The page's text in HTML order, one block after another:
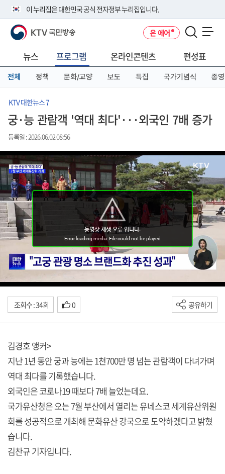
이 누리집은 대한민국 공식 전자정부 누리집입니다.
공식 누리집 주소 확인하기
니다.
이밖에 or.kr 또는 .kr등 다른 도메인 주소를 사용하고 있다면 아래 URL에
서 도메인 주소를 확인해 보세요
KTV 국민방송 온 에어
뉴스 프로그램 온라인콘텐츠 편성표
전체 정책 문화/교양 보도 특집 국가기념식 종영
KTV 대한뉴스 7
궁·능 관람객 '역대 최다'···외국인 7배 증가
등록일 : 2026.06.02 08:56
조회수 : 34회 0 공유하기
김경호 앵커>
지난 1년 동안 궁과 능에는 1천700만 명 넘는 관람객이 다녀가며
역대 최다를 기록했습니다.
외국인은 코로나19 때보다 7배 늘었는데요.
국가유산청은 오는 7월 부산에서 열리는 유네스코 세계유산위원
회를 성공적으로 개최해 문화유산 강국으로 도약하겠다고 밝혔
습니다.
김찬규 기자입니다.